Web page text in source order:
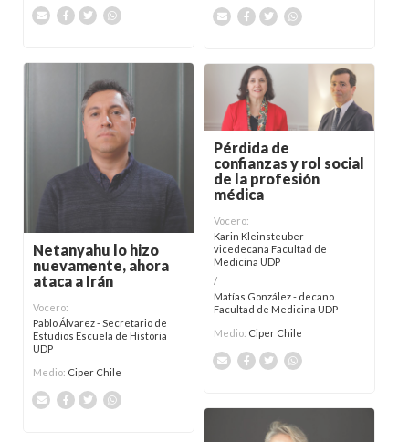
Netanyahu lo hizo
nuevamente, ahora
ataca a Irán
Vocero:
Pablo Álvarez - Secretario de
Estudios Escuela de Historia
UDP
Medio: Ciper Chile
Pérdida de
confianzas y rol social
de la profesión
médica
Vocero:
Karin Kleinsteuber -
vicedecana Facultad de
Medicina UDP
/
Matías González - decano
Facultad de Medicina UDP
Medio: Ciper Chile